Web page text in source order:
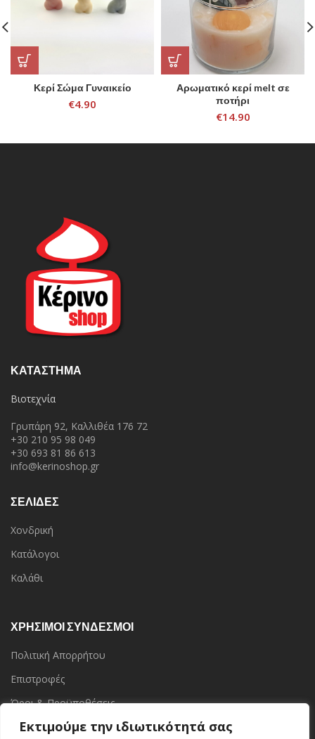
Εκτιμούμε την ιδιωτικότητά σας
Κερί Σώμα Γυναικείο
€4.90
Αρωματικό κερί melt σε
ποτήρι
€14.90
ΚΑΤΆΣΤΗΜΑ
Βιοτεχνία
Γρυπάρη 92, Καλλιθέα 176 72
+30 210 95 98 049
+30 693 81 86 613
info@kerinoshop.gr
ΣΕΛΙΔΕΣ
Χονδρική
Κατάλογοι
Καλάθι
ΧΡΗΣΙΜΟΙ ΣΥΝΔΕΣΜΟΙ
Πολιτική Απορρήτου
Επιστροφές
Όροι & Προϋποθέσεις
Επικοινωνία